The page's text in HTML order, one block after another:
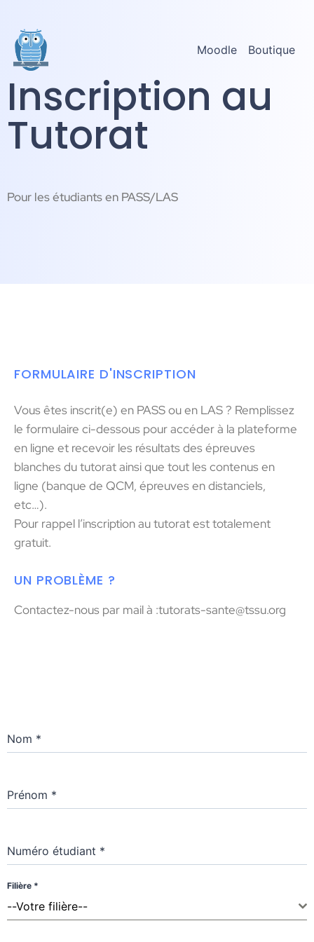
Moodle Boutique
Inscription au
Tutorat
Pour les étudiants en PASS/LAS
FORMULAIRE D'INSCRIPTION
Vous êtes inscrit(e) en PASS ou en LAS ? Remplissez
le formulaire ci-dessous pour accéder à la plateforme
en ligne et recevoir les résultats des épreuves
blanches du tutorat ainsi que tout les contenus en
ligne (banque de QCM, épreuves en distanciels,
etc…).
Pour rappel l’inscription au tutorat est totalement
gratuit.
UN PROBLÈME ?
Contactez-nous par mail à :tutorats-sante@tssu.org
Nom *
Prénom *
Numéro étudiant *
Filière *
--Votre filière--